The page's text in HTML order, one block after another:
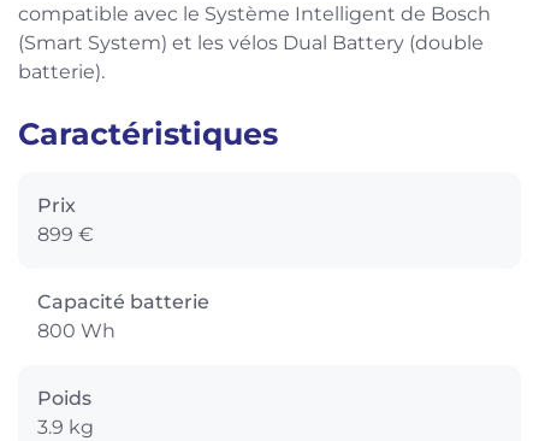
compatible avec le Système Intelligent de Bosch
(Smart System) et les vélos Dual Battery (double
batterie).
Caractéristiques
Prix
899 €
Capacité batterie
800 Wh
Poids
3.9 kg